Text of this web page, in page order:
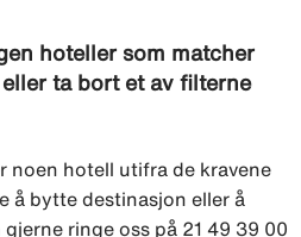
hoteller som matcher
ta bort et av filterne
noen hotell utifra de kravene
å bytte destinasjon eller å
ringe oss på 21 49 39 00